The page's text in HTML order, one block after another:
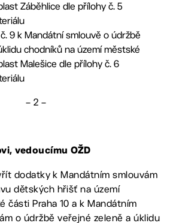
Záběhlice dle přílohy č. 5
9 k Mandátní smlouvě o údržbě
chodníků na území městské
Malešice dle přílohy č. 6
– 2 –
vedoucímu OŽD
dodatky k Mandátním smlouvám
dětských hřišť na území
části Praha 10 a k Mandátním
o údržbě veřejné zeleně a úklidu